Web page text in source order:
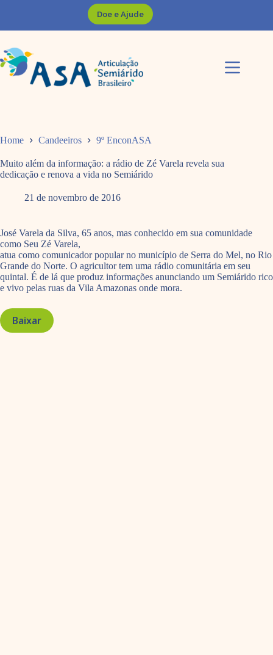
Doe e Ajude
Home Candeeiros 9º EnconASA
Muito além da informação: a rádio de Zé Varela revela sua
dedicação e renova a vida no Semiárido
21 de novembro de 2016
José Varela da Silva, 65 anos, mas conhecido em sua comunidade
como Seu Zé Varela,
atua como comunicador popular no município de Serra do Mel, no Rio
Grande do Norte. O agricultor tem uma rádio comunitária em seu
quintal. É de lá que produz informações anunciando um Semiárido rico
e vivo pelas ruas da Vila Amazonas onde mora.
Baixar